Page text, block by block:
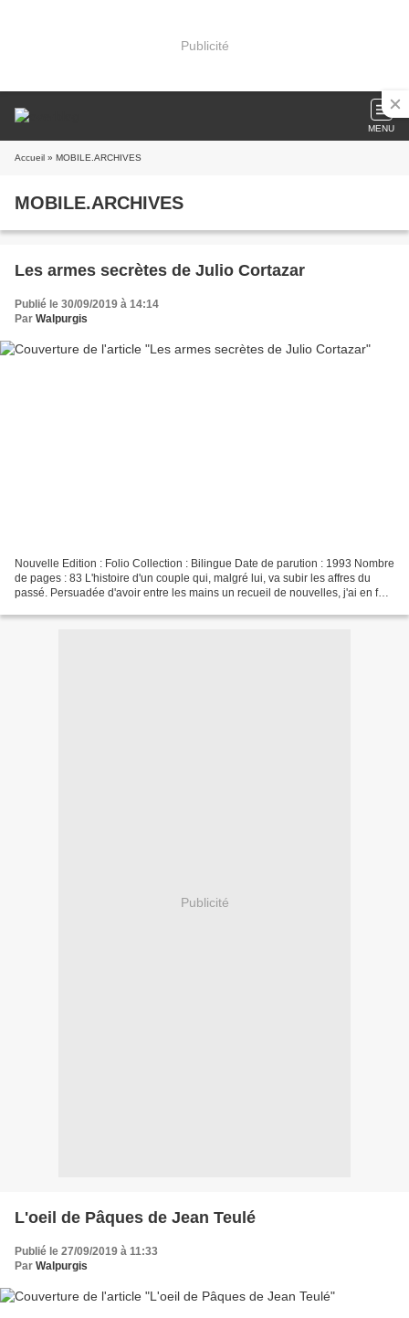
Publicité
MENU
Accueil » MOBILE.ARCHIVES
MOBILE.ARCHIVES
Les armes secrètes de Julio Cortazar
Publié le 30/09/2019 à 14:14
Par Walpurgis
Nouvelle Edition : Folio Collection : Bilingue Date de parution : 1993 Nombre
de pages : 83 L'histoire d'un couple qui, malgré lui, va subir les affres du
passé. Persuadée d'avoir entre les mains un recueil de nouvelles, j'ai en fait
Publicité
L'oeil de Pâques de Jean Teulé
Publié le 27/09/2019 à 11:33
Par Walpurgis